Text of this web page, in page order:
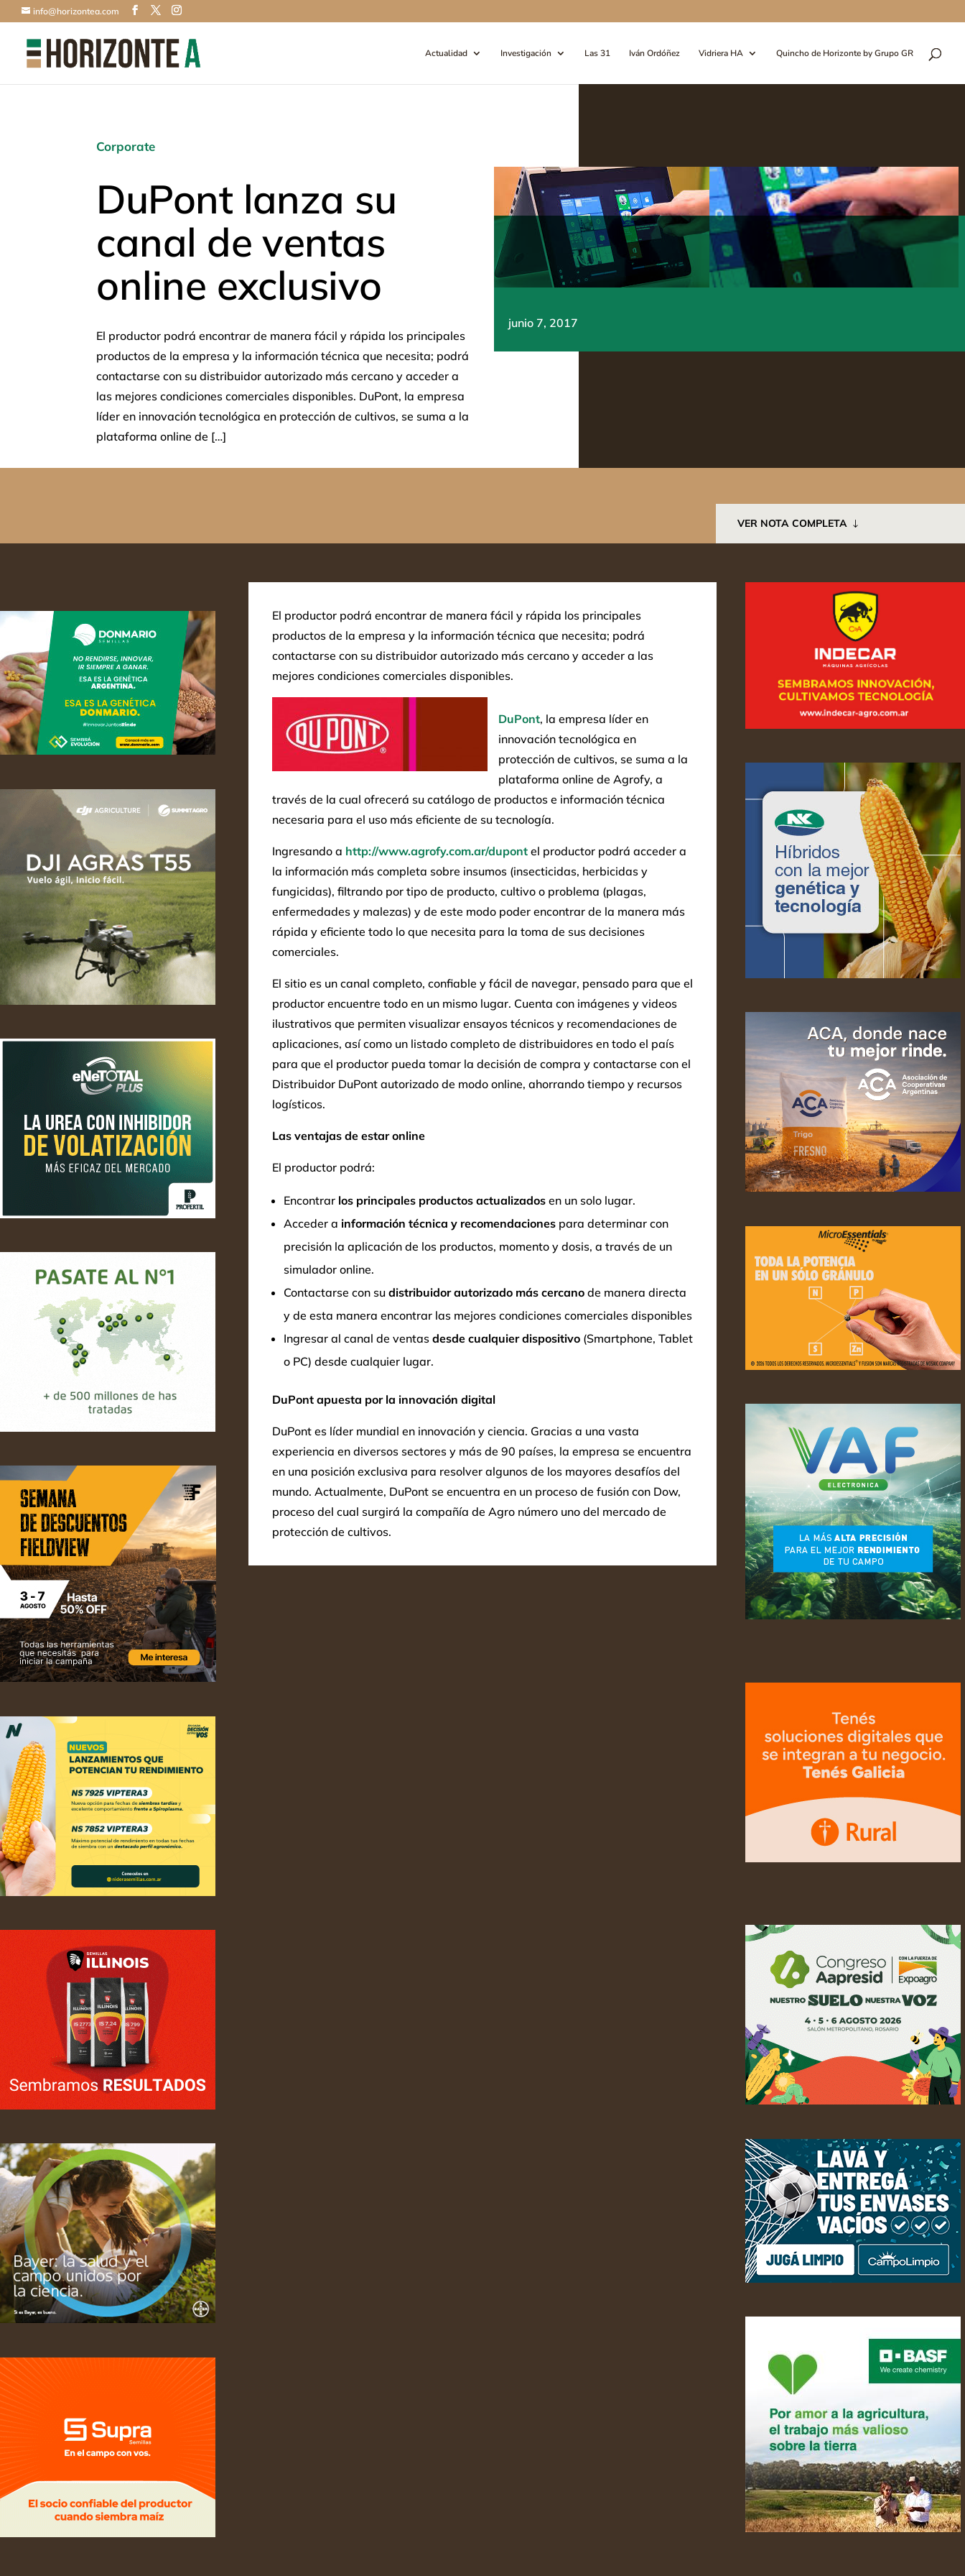
info@horizontea.com
Actualidad Investigación Las 31 Iván Ordóñez Vidriera HA Quincho de Horizonte by Grupo GR
Corporate
DuPont lanza su
canal de ventas
online exclusivo
El productor podrá encontrar de manera fácil y rápida los principales
productos de la empresa y la información técnica que necesita; podrá
contactarse con su distribuidor autorizado más cercano y acceder a
las mejores condiciones comerciales disponibles. DuPont, la empresa
líder en innovación tecnológica en protección de cultivos, se suma a la
plataforma online de […]
junio 7, 2017
VER NOTA COMPLETA
El productor podrá encontrar de manera fácil y rápida los principales
productos de la empresa y la información técnica que necesita; podrá
contactarse con su distribuidor autorizado más cercano y acceder a las
mejores condiciones comerciales disponibles.
DuPont, la empresa líder en
innovación tecnológica en
protección de cultivos, se suma a la
plataforma online de Agrofy, a
través de la cual ofrecerá su catálogo de productos e información técnica
necesaria para el uso más eficiente de su tecnología.
Ingresando a http://www.agrofy.com.ar/dupontel productor podrá acceder a
la información más completa sobre insumos (insecticidas, herbicidas y
fungicidas), filtrando por tipo de producto, cultivo o problema (plagas,
enfermedades y malezas) y de este modo poder encontrar de la manera más
rápida y eficiente todo lo que necesita para la toma de sus decisiones
comerciales.
El sitio es un canal completo, confiable y fácil de navegar, pensado para que el
productor encuentre todo en un mismo lugar. Cuenta con imágenes y videos
ilustrativos que permiten visualizar ensayos técnicos y recomendaciones de
aplicaciones, así como un listado completo de distribuidores en todo el país
para que el productor pueda tomar la decisión de compra y contactarse con el
Distribuidor DuPont autorizado de modo online, ahorrando tiempo y recursos
logísticos.
Las ventajas de estar online
El productor podrá:
Encontrar los principales productos actualizadosen un solo lugar.
Acceder a información técnica y recomendacionespara determinar con
precisión la aplicación de los productos, momento y dosis, a través de un
simulador online.
Contactarse con su distribuidor autorizado más cercanode manera directa
y de esta manera encontrar las mejores condiciones comerciales disponibles
Ingresar al canal de ventas desde cualquier dispositivo(Smartphone, Tablet
o PC) desde cualquier lugar.
DuPont apuesta por la innovación digital
DuPont es líder mundial en innovación y ciencia. Gracias a una vasta
experiencia en diversos sectores y más de 90 países, la empresa se encuentra
en una posición exclusiva para resolver algunos de los mayores desafíos del
mundo. Actualmente, DuPont se encuentra en un proceso de fusión con Dow,
proceso del cual surgirá la compañía de Agro número uno del mercado de
protección de cultivos.